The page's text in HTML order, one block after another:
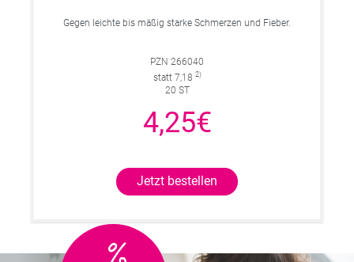
Gegen leichte bis mäßig starke Schmerzen und Fieber.
PZN 266040
statt 7,18 2)
20 ST
4,25€
Jetzt bestellen